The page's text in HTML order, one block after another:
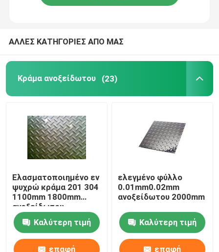
Σπείρα αργιλίου
Φραγμός αργιλίου
ΑΛΛΕΣ ΚΑΤΗΓΟΡΙΕΣ ΑΠΟ ΜΑΣ
Κράμα ανοξείδωτου (23)
Ελασματοποιημένο εν
ψυχρώ κράμα 201 304
1100mm 1800mm
ανοξείδωτου
Καλύτερη τιμή
επαφή
ελεγμένο φύλλο
0.01mm0.02mm
ανοξείδωτου 2000mm
Καλύτερη τιμή
επαφή